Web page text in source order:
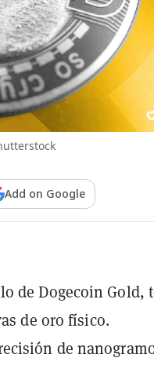
Add on Google
de Dogecoin Gold,
de oro físico.
de